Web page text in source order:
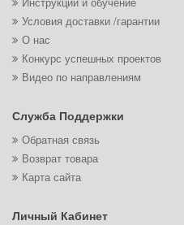
Условия доставки /гарантии
О нас
Конкурс успешных проектов
Видео по направлениям
Служба Поддержки
Обратная связь
Возврат товара
Карта сайта
Личный Кабинет